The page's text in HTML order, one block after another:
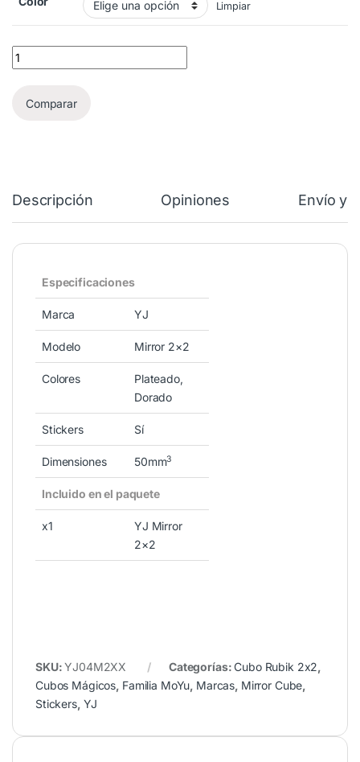
Limpiar
YJ Mirror 2x2 quantity
Comparar
Descripción Opiniones Envío y
Especificaciones
Marca YJ
Modelo Mirror 2×2
Colores
Plateado,
Dorado
Stickers Sí
Dimensiones 50mm3
Incluido en el paquete
x1
YJ Mirror
2×2
SKU:YJ04M2XX Categorías:Cubo Rubik 2x2,
Cubos Mágicos, Familia MoYu, Marcas, Mirror Cube,
Stickers, YJ